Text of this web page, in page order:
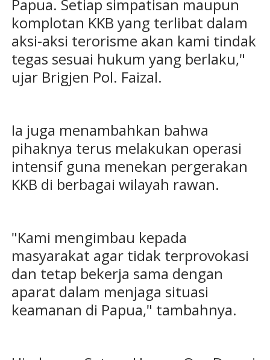
Papua. Setiap simpatisan maupun
komplotan KKB yang terlibat dalam
aksi-aksi terorisme akan kami tindak
tegas sesuai hukum yang berlaku,"
ujar Brigjen Pol. Faizal.
Ia juga menambahkan bahwa
pihaknya terus melakukan operasi
intensif guna menekan pergerakan
KKB di berbagai wilayah rawan.
"Kami mengimbau kepada
masyarakat agar tidak terprovokasi
dan tetap bekerja sama dengan
aparat dalam menjaga situasi
keamanan di Papua," tambahnya.